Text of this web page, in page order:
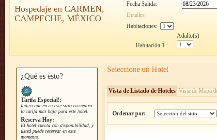
Hospedaje en CARMEN,
CAMPECHE, MÉXICO
Fecha Salida:
Detalles
Habitaciones:
Adulto(s)
Habitación 1 :
¿Qué es esto?
Tarifa Especial!:
Indica que en en este sitio encuentra
la tarifa mas baja para este hotel.
Reserva Hoy:
El hotel cuenta con disponibilidad, y
usted puede reservar en este
momento.
Seleccione un Hotel
Vista de Listado de Hoteles Vista de Mapa
Ordenar por: